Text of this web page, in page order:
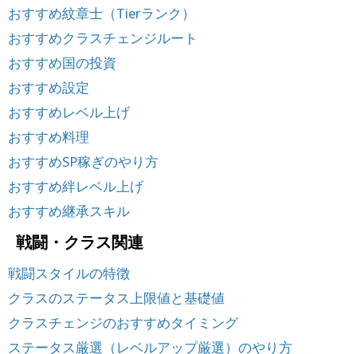
おすすめ紋章士（Tierランク）
おすすめクラスチェンジルート
おすすめ国の投資
おすすめ設定
おすすめレベル上げ
おすすめ料理
おすすめSP稼ぎのやり方
おすすめ絆レベル上げ
おすすめ継承スキル
戦闘・クラス関連
戦闘スタイルの特徴
クラスのステータス上限値と基礎値
クラスチェンジのおすすめタイミング
ステータス厳選（レベルアップ厳選）のやり方